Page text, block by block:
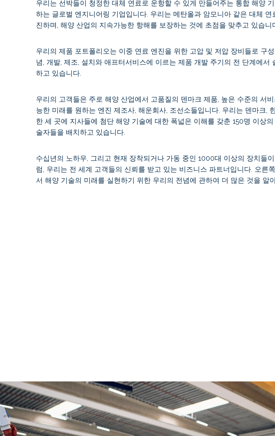
우리는 선박들이 청정한 대체 연료로 운항할 수 있게 만들어주는 통합 해양
하는 글로벌 엔지니어링 기업입니다. 우리는 메탄올과 암모니아 같은 대체 연
진하며, 해양 산업의 지속가능한 항해를 보장하는 것에 초점을 맞추고 있습니
우리의 제품 포트폴리오는 이중 연료 엔진을 위한 고압 및 저압 장비들로 구
념, 개발, 제조, 설치와 애프터서비스에 이르는 제품 개발 주기의 전 단계에서
하고 있습니다.
우리의 고객들은 주로 해양 산업에서 고품질의 덴마크 제품, 높은 수준의 서
능한 미래를 원하는 엔진 제조사, 해운회사, 조선소들입니다. 우리는 덴마크,
한 세 곳에 지사들에 첨단 해양 기술에 대한 폭넓은 이해를 갖춘 150명 이상
술자들을 배치하고 있습니다.
수십년의 노하우, 그리고 현재 장착되거나 가동 중인 1000대 이상의 장치들
럼, 우리는 전 세계 고객들의 신뢰를 받고 있는 비즈니스 파트너입니다. 오른
서 해양 기술의 미래를 실현하기 위한 우리의 전념에 관하여 더 많은 것을 알